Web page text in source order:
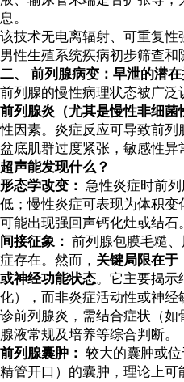
息。
该技术无电离辐射、可重复
男性生殖系统疾病初步筛查和
二、 前列腺病变：早泄的潜
前列腺的慢性病理状态被广泛
前列腺炎（尤其是慢性非细菌
性因素。炎症反应可导致前列
盆底肌群过度紧张，敏感性异
超声能发现什么？
形态学改变： 急性炎症时前
低；慢性炎症可表现为体积变
可能出现强回声钙化灶或结石。
间接征象： 前列腺包膜毛糙
症存在。然而， 关键局限在于
或神经功能状态。它主要揭示
化），而非炎症活动性或神
诊前列腺炎，需结合症状（如
腺液常规及培养等综合判断。
前列腺囊肿： 较大的囊肿或
精管开口）的囊肿，理论上可